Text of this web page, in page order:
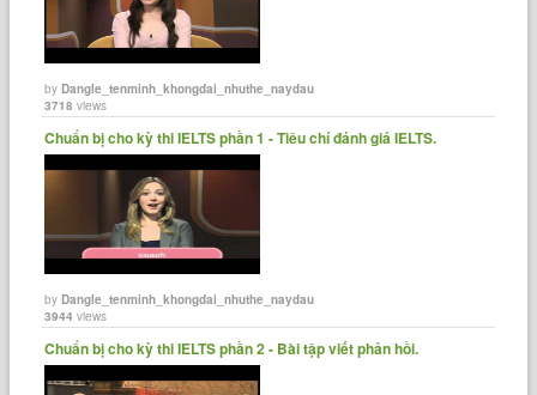
byDangle_tenminh_khongdai_nhuthe_naydau
3718 views
Chuẩn bị cho kỳ thi IELTS phần 1 - Tiêu chí đánh giá IELTS.
byDangle_tenminh_khongdai_nhuthe_naydau
3944 views
‪Chuẩn bị cho kỳ thi IELTS phần 2 - Bài tập viết phản hồi.